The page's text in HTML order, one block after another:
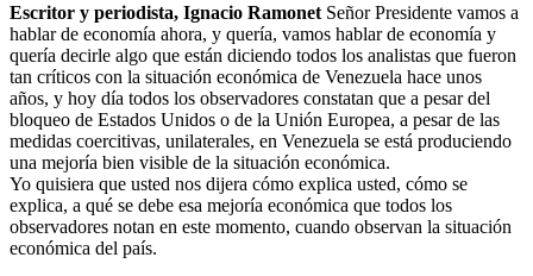
Escritor y periodista, Ignacio Ramonet Señor Presidente vamos a
hablar de economía ahora, y quería, vamos hablar de economía y
quería decirle algo que están diciendo todos los analistas que fueron
tan críticos con la situación económica de Venezuela hace unos
años, y hoy día todos los observadores constatan que a pesar del
bloqueo de Estados Unidos o de la Unión Europea, a pesar de las
medidas coercitivas, unilaterales, en Venezuela se está produciendo
una mejoría bien visible de la situación económica.
Yo quisiera que usted nos dijera cómo explica usted, cómo se
explica, a qué se debe esa mejoría económica que todos los
observadores notan en este momento, cuando observan la situación
económica del país.